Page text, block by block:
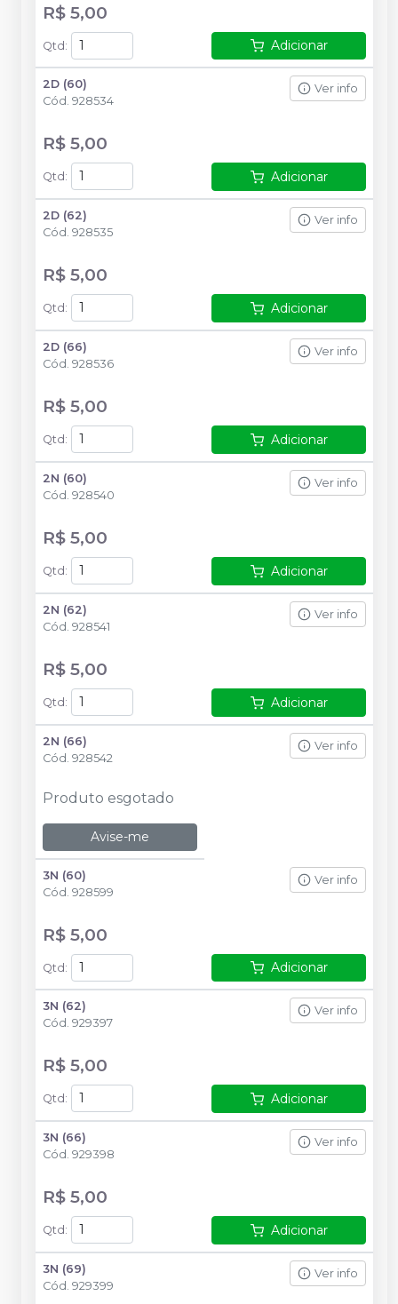
R$ 5,00
Qtd: Adicionar
2D (60)
Cód. 928534
Ver info
R$ 5,00
Qtd : Adicionar
2D (62)
Cód. 928535
Ver info
R$ 5,00
Qtd : Adicionar
2D (66)
Cód. 928536
Ver info
R$ 5,00
Qtd : Adicionar
2N (60)
Cód. 928540
Ver info
R$ 5,00
Qtd : Adicionar
2N (62)
Cód. 928541
Ver info
R$ 5,00
Qtd : Adicionar
2N (66)
Cód. 928542
Ver info
Produto esgotado
Avise-me
3N (60)
Cód. 928599
Ver info
R$ 5,00
Qtd: Adicionar
3N (62)
Cód. 929397
Ver info
R$ 5,00
Qtd : Adicionar
3N (66)
Cód. 929398
Ver info
R$ 5,00
Qtd : Adicionar
3N (69)
Cód. 929399
Ver info